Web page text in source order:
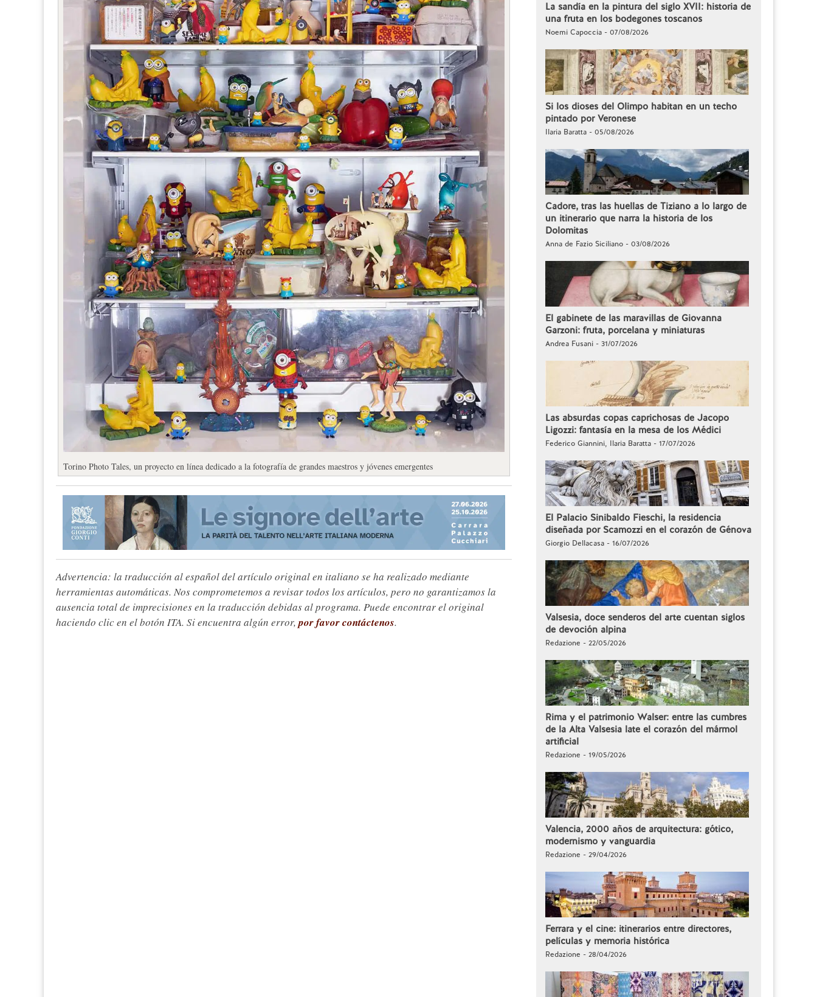
Torino Photo Tales, un proyecto en línea dedicado a la fotografía de grandes maestros y jóvenes emergentes
Advertencia: la traducción al español del artículo original en italiano se ha realizado mediante
herramientas automáticas. Nos comprometemos a revisar todos los artículos, pero no garantizamos la
ausencia total de imprecisiones en la traducción debidas al programa. Puede encontrar el original
haciendo clic en el botón ITA. Si encuentra algún error,por favor contáctenos.
La sandía en la pintura del siglo XVII: historia de
una fruta en los bodegones toscanos
Noemi Capoccia - 07/08/2026
Si los dioses del Olimpo habitan en un techo
pintado por Veronese
Ilaria Baratta - 05/08/2026
Cadore, tras las huellas de Tiziano a lo largo de
un itinerario que narra la historia de los
Dolomitas
Anna de Fazio Siciliano - 03/08/2026
El gabinete de las maravillas de Giovanna
Garzoni: fruta, porcelana y miniaturas
Andrea Fusani - 31/07/2026
Las absurdas copas caprichosas de Jacopo
Ligozzi: fantasía en la mesa de los Médici
Federico Giannini, Ilaria Baratta - 17/07/2026
El Palacio Sinibaldo Fieschi, la residencia
diseñada por Scamozzi en el corazón de Génova
Giorgio Dellacasa - 16/07/2026
Valsesia, doce senderos del arte cuentan siglos
de devoción alpina
Redazione - 22/05/2026
Rima y el patrimonio Walser: entre las cumbres
de la Alta Valsesia late el corazón del mármol
artificial
Redazione - 19/05/2026
Valencia, 2000 años de arquitectura: gótico,
modernismo y vanguardia
Redazione - 29/04/2026
Ferrara y el cine: itinerarios entre directores,
películas y memoria histórica
Redazione - 28/04/2026